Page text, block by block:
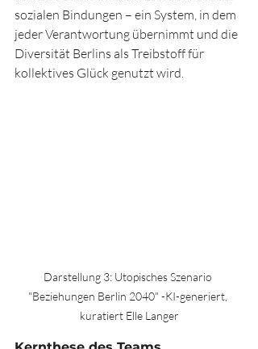
sozialen Bindungen – ein System, in dem
jeder Verantwortung übernimmt und die
Diversität Berlins als Treibstoff für
kollektives Glück genutzt wird.
Darstellung 3: Utopisches Szenario
"Beziehungen Berlin 2040" -KI-generiert,
kuratiert Elle Langer